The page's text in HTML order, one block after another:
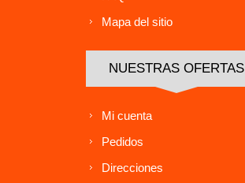
Mapa del sitio
NUESTRAS OFERTAS
Mi cuenta
Pedidos
Direcciones